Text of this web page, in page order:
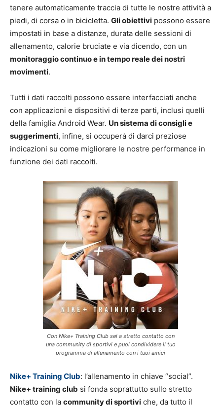
tenere automaticamente traccia di tutte le nostre attività a
piedi, di corsa o in bicicletta. Gli obiettivi possono essere
impostati in base a distanze, durata delle sessioni di
allenamento, calorie bruciate e via dicendo, con un
monitoraggio continuo e in tempo reale dei nostri
movimenti.
Tutti i dati raccolti possono essere interfacciati anche
con applicazioni e dispositivi di terze parti, inclusi quelli
della famiglia Android Wear. Un sistema di consigli e
suggerimenti, infine, si occuperà di darci preziose
indicazioni su come migliorare le nostre performance in
funzione dei dati raccolti.
Con Nike+ Training Club sei a stretto contatto con
una community di sportivi e puoi condividere il tuo
programma di allenamento con i tuoi amici
Nike+ Training Club: l’allenamento in chiave “social”.
Nike+ training club si fonda soprattutto sullo stretto
contatto con la community di sportivi che, da tutto il